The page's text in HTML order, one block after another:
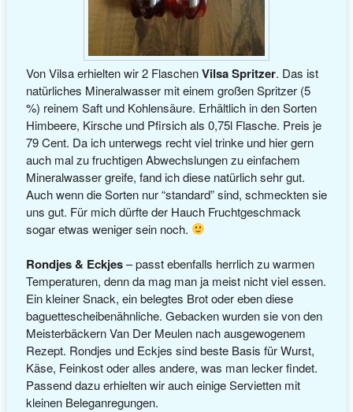
Von Vilsa erhielten wir 2 FlaschenVilsa Spritzer. Das ist
natürliches Mineralwasser mit einem großen Spritzer (5
%) reinem Saft und Kohlensäure. Erhältlich in den Sorten
Himbeere, Kirsche und Pfirsich als 0,75l Flasche. Preis je
79 Cent. Da ich unterwegs recht viel trinke und hier gern
auch mal zu fruchtigen Abwechslungen zu einfachem
Mineralwasser greife, fand ich diese natürlich sehr gut.
Auch wenn die Sorten nur “standard” sind, schmeckten sie
uns gut. Für mich dürfte der Hauch Fruchtgeschmack
sogar etwas weniger sein noch.
Rondjes & Eckjes– passt ebenfalls herrlich zu warmen
Temperaturen, denn da mag man ja meist nicht viel essen.
Ein kleiner Snack, ein belegtes Brot oder eben diese
baguettescheibenähnliche. Gebacken wurden sie von den
Meisterbäckern Van Der Meulen nach ausgewogenem
Rezept. Rondjes und Eckjes sind beste Basis für Wurst,
Käse, Feinkost oder alles andere, was man lecker findet.
Passend dazu erhielten wir auch einige Servietten mit
kleinen Beleganregungen.